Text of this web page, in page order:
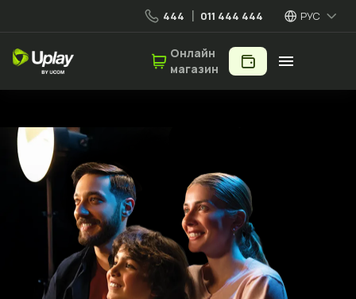
444 011 444 444 РУС
Мобильная связь
5G сеть
Онлайн
магазин